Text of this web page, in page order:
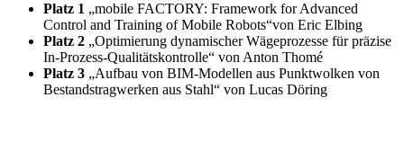
Platz 1 „mobile FACTORY: Framework for Advanced
Control and Training of Mobile Robots“von Eric Elbing
Platz 2 „Optimierung dynamischer Wägeprozesse für präzise
In-Prozess-Qualitätskontrolle“ von Anton Thomé
Platz 3 „Aufbau von BIM-Modellen aus Punktwolken von
Bestandstragwerken aus Stahl“ von Lucas Döring